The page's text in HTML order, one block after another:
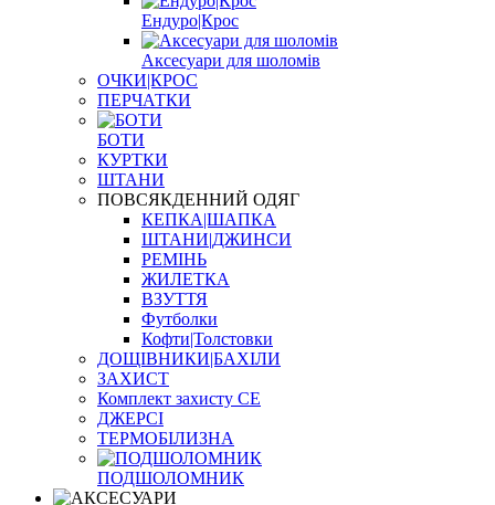
Ендуро|Крос
Аксесуари для шоломів
ОЧКИ|КРОС
ПЕРЧАТКИ
БОТИ
КУРТКИ
ШТАНИ
ПОВСЯКДЕННИЙ ОДЯГ
КЕПКА|ШАПКА
ШТАНИ|ДЖИНСИ
РЕМІНЬ
ЖИЛЕТКА
ВЗУТТЯ
Футболки
Кофти|Толстовки
ДОЩІВНИКИ|БАХІЛИ
ЗАХИСТ
Комплект захисту CE
ДЖЕРСІ
ТЕРМОБІЛИЗНА
ПОДШОЛОМНИК